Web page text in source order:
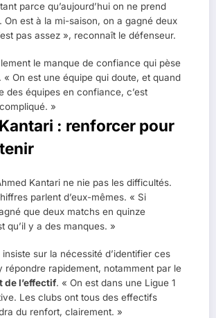
parce qu’aujourd’hui on ne prend
On est à la mi-saison, on a gagné deux
pas assez », reconnaît le défenseur.
le manque de confiance qui pèse
« On est une équipe qui doute, et quand
des équipes en confiance, c’est
»
: renforcer pour
Kantari ne nie pas les difficultés.
parlent d’eux-mêmes. « Si
que deux matchs en quinze
qu’il y a des manques. »
sur la nécessité d’identifier ces
répondre rapidement, notamment par le
de l’effectif. « On est dans une Ligue 1
Les clubs ont tous des effectifs
du renfort, clairement. »